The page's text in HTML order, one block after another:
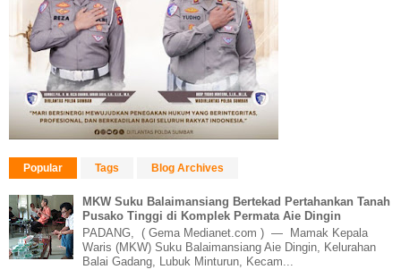
Popular Tags Blog Archives
MKW Suku Balaimansiang Bertekad Pertahankan Tanah
Pusako Tinggi di Komplek Permata Aie Dingin
PADANG, ( Gema Medianet.com ) — Mamak Kepala
Waris (MKW) Suku Balaimansiang Aie Dingin, Kelurahan
Balai Gadang, Lubuk Minturun, Kecam...